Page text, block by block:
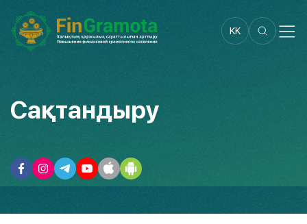
KK
Сақтандыру